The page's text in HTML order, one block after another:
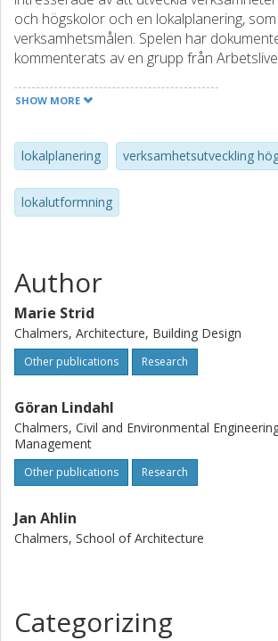
och högskolor och en lokalplanering,
verksamhetsmålen. Spelen har
kommenterats av en grupp från
högskoleenhet för forskning och
Dokumentationen har beställts av
utvecklingsavdelning genom projektledare
Hylander. Vi hoppas att skriften ska
diskussion kring det ämne som här tas
främjar och stödjer verksamhetsmålen.
SHOW MORE
lokalplanering verksamhetsutveckling
lokalutformning
Author
Marie Strid
Chalmers, Architecture, Building Design
Other publications Research
Göran Lindahl
Chalmers, Civil and Environmental
Management
Other publications Research
Jan Ahlin
Chalmers, School of Architecture
Categorizing